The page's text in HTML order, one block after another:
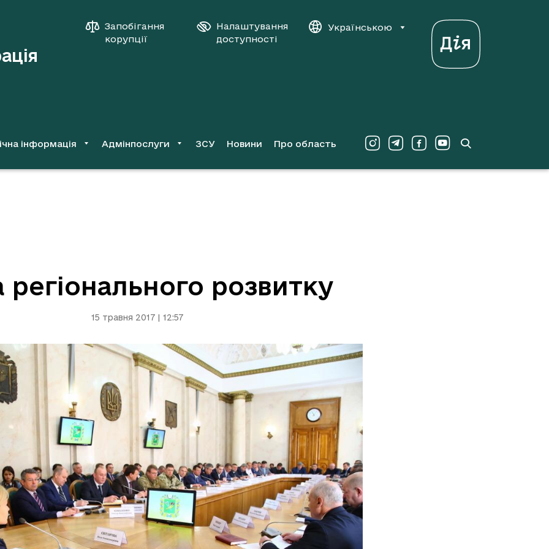
Запобігання
корупції
Налаштування
доступності
Українською
інформація Адмінпослуги ЗСУ Новини Про область
регіонального розвитку
15 травня 2017 | 12:57